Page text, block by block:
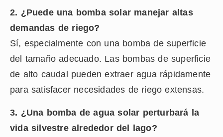
2. ¿Puede una bomba solar manejar altas
demandas de riego?
Sí, especialmente con una bomba de superficie
del tamaño adecuado. Las bombas de superficie
de alto caudal pueden extraer agua rápidamente
para satisfacer necesidades de riego extensas.
3. ¿Una bomba de agua solar perturbará la
vida silvestre alrededor del lago?